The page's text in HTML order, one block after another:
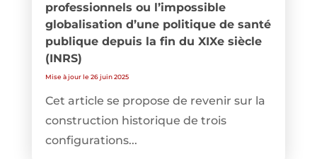
professionnels ou l’impossible
globalisation d’une politique de santé
publique depuis la fin du XIXe siècle
(INRS)
Mise à jour le 26 juin 2025
Cet article se propose de revenir sur la
construction historique de trois
configurations...